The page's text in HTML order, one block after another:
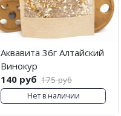
Аквавита 36г Алтайский
Винокур
140 руб 175 руб
Нет в наличии